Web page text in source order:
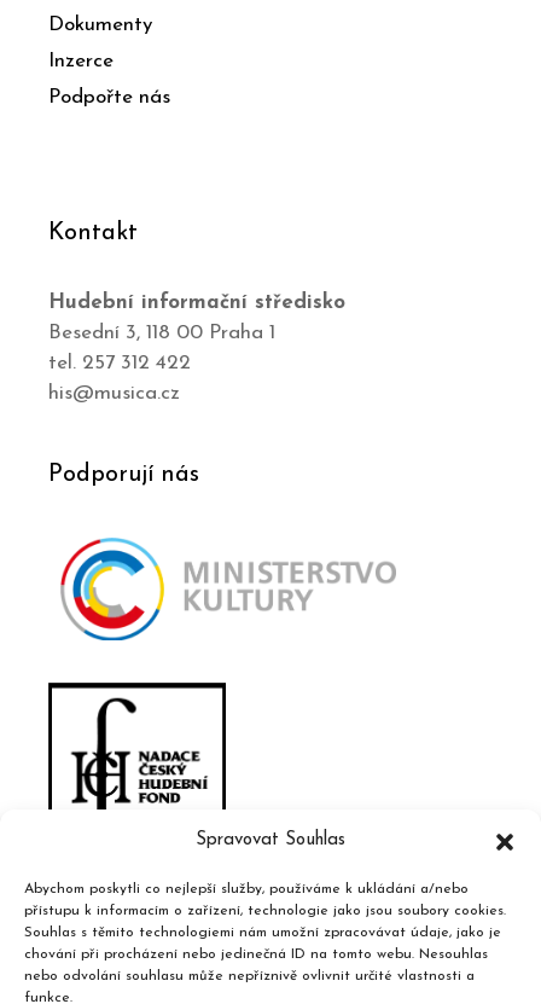
Spravovat Souhlas
Abychom poskytli co nejlepší služby, používáme k ukládání a/nebo
přístupu k informacím o zařízení, technologie jako jsou soubory cookies.
Souhlas s těmito technologiemi nám umožní zpracovávat údaje, jako je
chování při procházení nebo jedinečná ID na tomto webu. Nesouhlas
nebo odvolání souhlasu může nepříznivě ovlivnit určité vlastnosti a
funkce.
Dokumenty
Inzerce
Podpořte nás
Kontakt
Hudební informační středisko
Besední 3, 118 00 Praha 1
tel. 257 312 422
his@musica.cz
Podporují nás